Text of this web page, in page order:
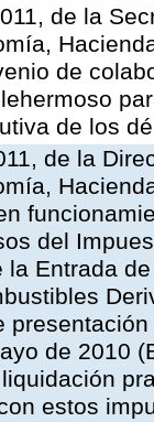
de la
de
de los
de la
del
la Entrada
de 2010
estos